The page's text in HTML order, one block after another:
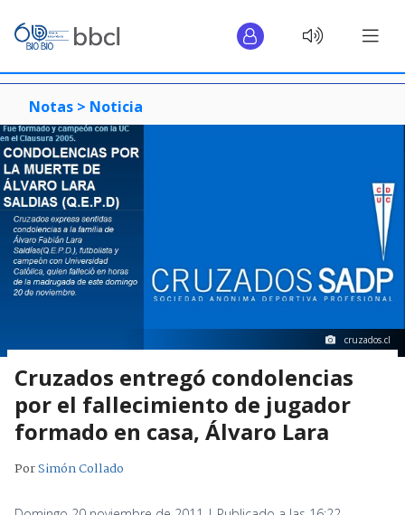
Notas > Noticia
cruzados.cl
Cruzados entregó condolencias
por el fallecimiento de jugador
formado en casa, Álvaro Lara
PorSimón Collado